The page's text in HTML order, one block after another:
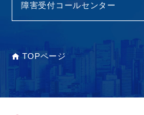
障害受付コールセンター
TOPページ